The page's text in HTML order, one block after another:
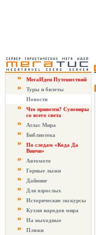
МегаИдеи Путешествий
Туры и билеты
Новости
Что привезти? Сувениры
со всего света
Атлас Мира
Библиотека
По следам «Кода Да
Винчи»
Автомото
Горные лыжи
Дайвинг
Для взрослых
Исторические экскурсы
Кухня народов мира
На выходные
Пляжи